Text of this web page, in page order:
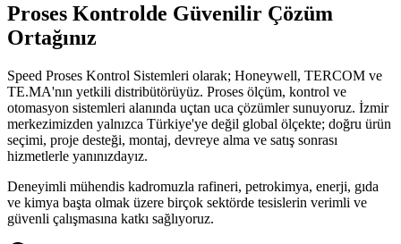
Proses Kontrolde Güvenilir Çözüm
Ortağınız
Speed Proses Kontrol Sistemleri olarak; Honeywell, TERCOM ve
TE.MA'nın yetkili distribütörüyüz. Proses ölçüm, kontrol ve
otomasyon sistemleri alanında uçtan uca çözümler sunuyoruz. İzmir
merkezimizden yalnızca Türkiye'ye değil global ölçekte; doğru ürün
seçimi, proje desteği, montaj, devreye alma ve satış sonrası
hizmetlerle yanınızdayız.
Deneyimli mühendis kadromuzla rafineri, petrokimya, enerji, gıda
ve kimya başta olmak üzere birçok sektörde tesislerin verimli ve
güvenli çalışmasına katkı sağlıyoruz.